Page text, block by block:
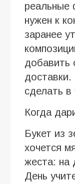
реальные
нужен к
заранее
добавить
сделать
Когда
Букет из
хочется
жеста: на
День